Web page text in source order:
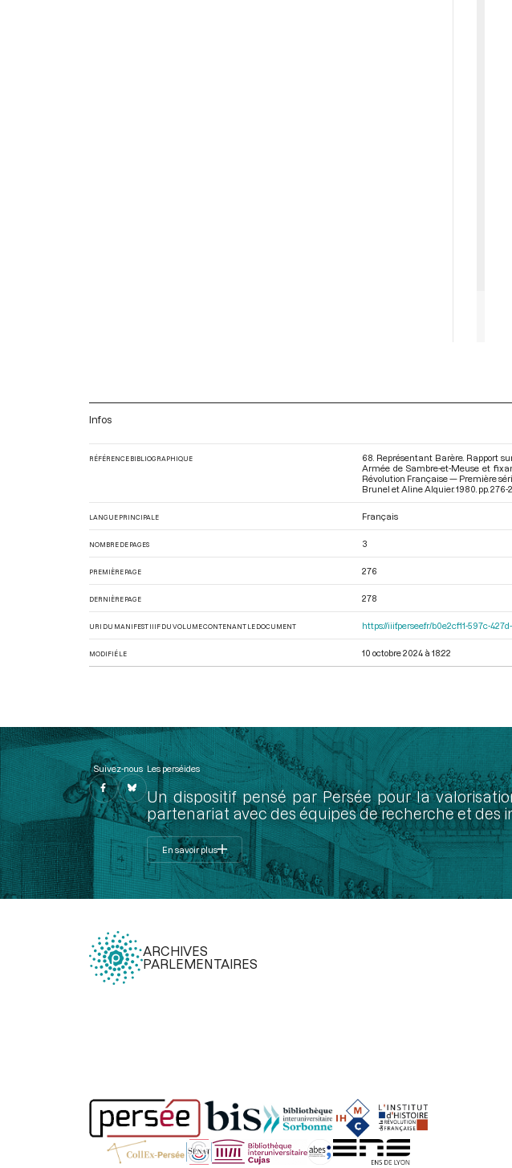
Infos
RÉFÉRENCE BIBLIOGRAPHIQUE
68. Représentant Barère. Rapport
Armée de Sambre-et-Meuse et
Révolution Française — Première
Brunel et Aline Alquier. 1980. pp. 276-
LANGUE PRINCIPALE Français
NOMBRE DE PAGES 3
PREMIÈRE PAGE 276
DERNIÈRE PAGE 278
URI DU MANIFEST IIIF DU VOLUME CONTENANT LE DOCUMENT https://iiif.persee.fr/b0e2cf11-597c-
MODIFIÉ LE 10 octobre 2024 à 18:22
Suivez-nous Les perséides
Un dispositif pensé par Persée pour la
partenariat avec des équipes de recherche et des
En savoir plus
ARCHIVES
PARLEMENTAIRES